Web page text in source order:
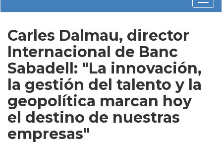
Carles Dalmau, director
Internacional de Banc
Sabadell: "La innovación,
la gestión del talento y la
geopolítica marcan hoy
el destino de nuestras
empresas"